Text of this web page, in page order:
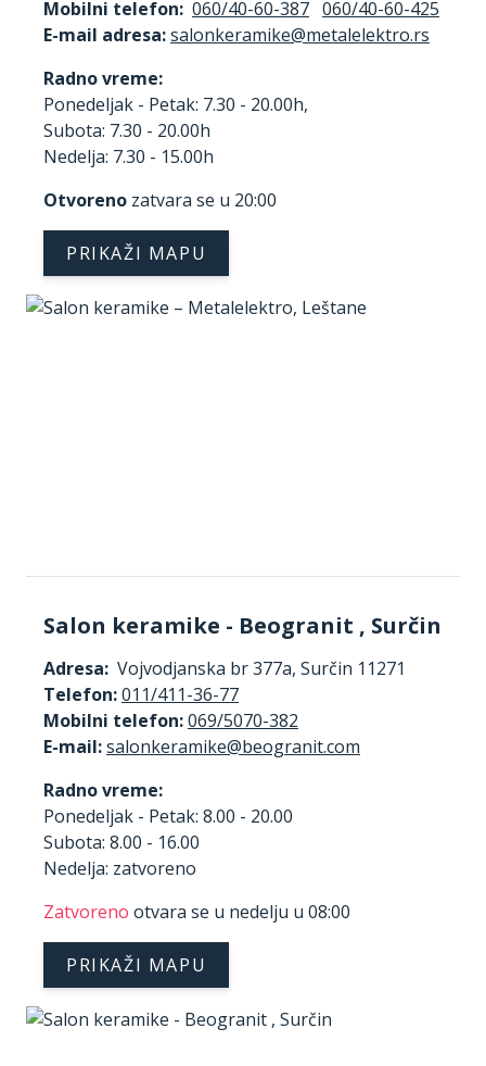
Mobilni telefon: 060/40-60-387 060/40-60-425
E-mail adresa:
Radno vreme:
Ponedeljak - Petak: 7.30 - 20.00h,
Subota: 7.30 - 20.00h
Nedelja: 7.30 - 15.00h
Otvoreno zatvara se u 20:00
PRIKAŽI MAPU
Salon keramike - Beogranit , Surčin
Adresa: Vojvodjanska br 377a, Surčin 11271
Telefon:011/411-36-77
Mobilni telefon:069/5070-382
E-mail:
Radno vreme:
Ponedeljak - Petak: 8.00 - 20.00
Subota: 8.00 - 16.00
Nedelja: zatvoreno
Zatvoreno otvara se u nedelju u 08:00
PRIKAŽI MAPU